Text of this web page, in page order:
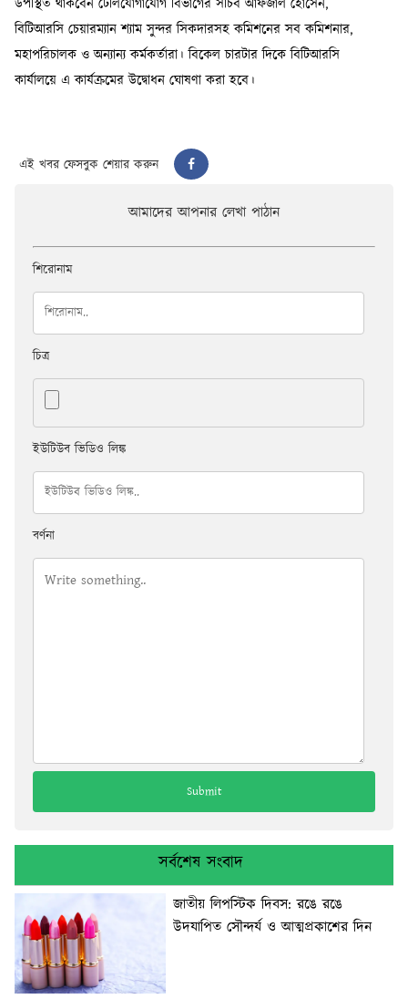
এই খবর ফেসবুক শেয়ার করুন
আমাদের আপনার লেখা পাঠান
শিরোনাম
চিত্র
ইউটিউব ভিডিও লিঙ্ক
বর্ণনা
সর্বশেষ সংবাদ
জাতীয় লিপস্টিক দিবস: রঙে রঙে
উদযাপিত সৌন্দর্য ও আত্মপ্রকাশের দিন